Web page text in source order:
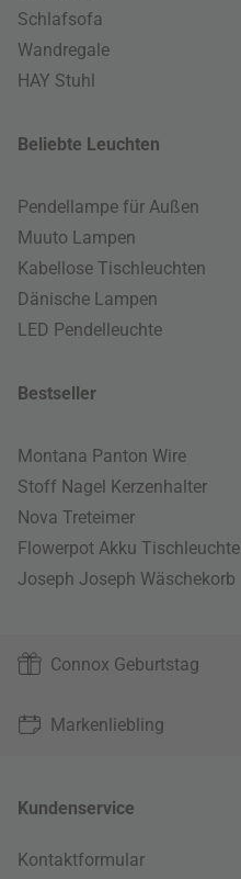
Schlafsofa
Wandregale
HAY Stuhl
Beliebte Leuchten
Pendellampe für Außen
Muuto Lampen
Kabellose Tischleuchten
Dänische Lampen
LED Pendelleuchte
Bestseller
Montana Panton Wire
Stoff Nagel Kerzenhalter
Nova Treteimer
Flowerpot Akku Tischleuchte
Joseph Joseph Wäschekorb
Connox Geburtstag
Markenliebling
Kundenservice
Kontaktformular